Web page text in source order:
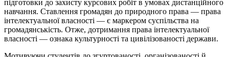
підготовки до захисту курсових робіт в умовах дистанційного
навчання. Ставлення громадян до природного права — права
інтелектуальної власності — є маркером суспільства на
громадянськість. Отже, дотримання права інтелектуальної
власності — ознака культурності та цивілізованості держави.